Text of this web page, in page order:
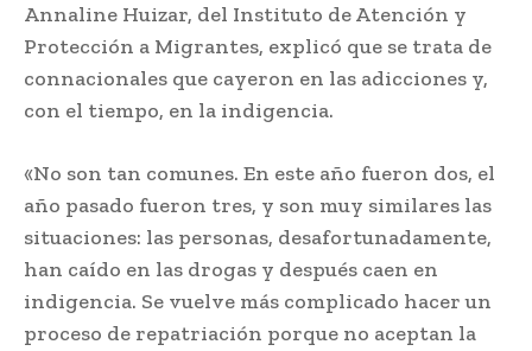
Annaline Huizar, del Instituto de Atención y
Protección a Migrantes, explicó que se trata de
connacionales que cayeron en las adicciones y,
con el tiempo, en la indigencia.
«No son tan comunes. En este año fueron dos, el
año pasado fueron tres, y son muy similares las
situaciones: las personas, desafortunadamente,
han caído en las drogas y después caen en
indigencia. Se vuelve más complicado hacer un
proceso de repatriación porque no aceptan la